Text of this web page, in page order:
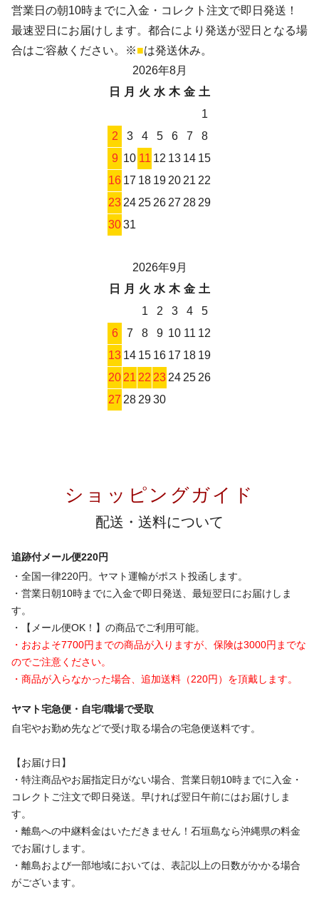
営業日の朝10時までに入金・コレクト注文で即日発送！
最速翌日にお届けします。都合により発送が翌日となる場
合はご容赦ください。※■は発送休み。
2026年8月
日
月 火 水 木 金 土
1
2
3 4 5 6 7
8
9 10 11 12 13 14 15
16 17 18 19 20 21 22
23 24 25 26 27 28 29
3031
2026年9月
日
月 火 水 木 金 土
1
2 3 4
5
6
7 8 9 10 11 12
13 14 15 16 17 18 19
20 21 22 23 24 25 26
27 28 2930
ショッピングガイド
配送・送料について
追跡付メール便220円
・全国一律220円。ヤマト運輸がポスト投函します。
・営業日朝10時までに入金で即日発送、最短翌日にお届けしま
す。
・【メール便OK！】の商品でご利用可能。
・おおよそ7700円までの商品が入りますが、保険は3000円までな
のでご注意ください。
・商品が入らなかった場合、追加送料（220円）を頂戴します。
ヤマト宅急便・自宅/職場で受取
自宅やお勤め先などで受け取る場合の宅急便送料です。
【お届け日】
・特注商品やお届指定日がない場合、営業日朝10時までに入金・
コレクトご注文で即日発送。早ければ翌日午前にはお届けしま
す。
・離島への中継料金はいただきません！石垣島なら沖縄県の料金
でお届けします。
・離島および一部地域においては、表記以上の日数がかかる場合
がございます。